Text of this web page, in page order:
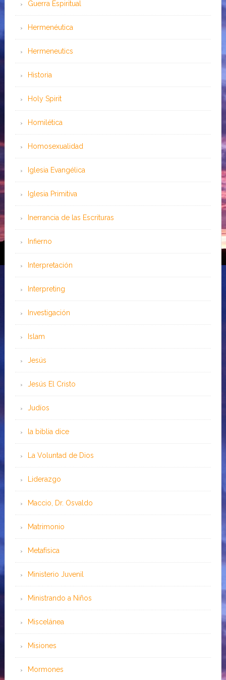
Guerra Espiritual
Hermenéutica
Hermeneutics
Historia
Holy Spirit
Homilética
Homosexualidad
Iglesia Evangélica
Iglesia Primitiva
Inerrancia de las Escrituras
Infierno
Interpretación
Interpreting
Investigación
Islam
Jesús
Jesús El Cristo
Judíos
la biblia dice
La Voluntad de Dios
Liderazgo
Maccio, Dr. Osvaldo
Matrimonio
Metafísica
Ministerio Juvenil
Ministrando a Niños
Miscelánea
Misiones
Mormones